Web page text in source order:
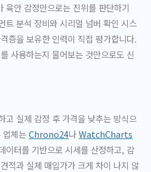
육안 감정만으로는 진위를 판단하기
트 분석 장비와 시리얼 넘버 확인 시스
증을 보유한 인력이 직접 평가합니다.
사용하는지 물어보는 것만으로도 신
고 실제 감정 후 가격을 낮추는 방식으
업체는Chrono24나WatchCharts
이터를 기반으로 시세를 산정하고, 감
적과 실제 매입가가 크게 차이 나지 않